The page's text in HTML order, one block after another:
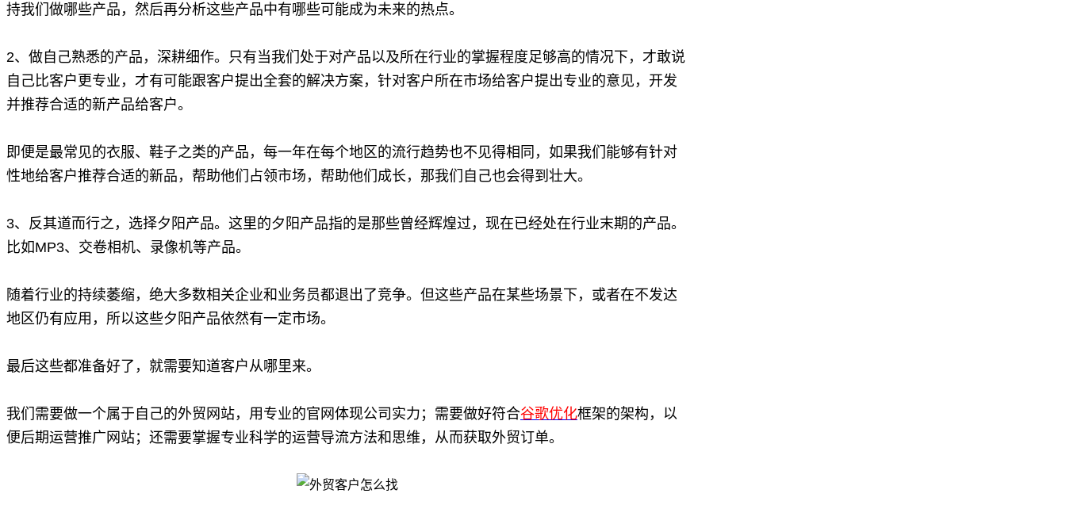
持我们做哪些产品，然后再分析这些产品中有哪些可能成为未来的热点。
2、做自己熟悉的产品，深耕细作。只有当我们处于对产品以及所在行业的掌握程度足够高的情况下，才敢说
自己比客户更专业，才有可能跟客户提出全套的解决方案，针对客户所在市场给客户提出专业的意见，开发
并推荐合适的新产品给客户。
即便是最常见的衣服、鞋子之类的产品，每一年在每个地区的流行趋势也不见得相同， 如果我们能够有针对
性地给客户推荐合适的新品，帮助他们占领市场，帮助他们成长，那我们自己也会得到壮大。
3、反其道而行之，选择夕阳产品。这里的夕阳产品指的是那些曾经辉煌过，现在已经处在行业末期的产品。
比如MP3、交卷相机、录像机等产品。
随着行业的持续萎缩，绝大多数相关企业和业务员都退出了竞争。但这些产品在某些场景下，或者在不发达
地区仍有应用， 所以这些夕阳产品依然有一定市场。
最后这些都准备好了，就需要知道客户从哪里来。
我们需要做一个属于自己的外贸网站，用专业的官网体现公司实力；需要做好符合谷歌优化框架的架构，以
便后期运营推广网站；还需要掌握专业科学的运营导流方法和思维，从而获取外贸订单。